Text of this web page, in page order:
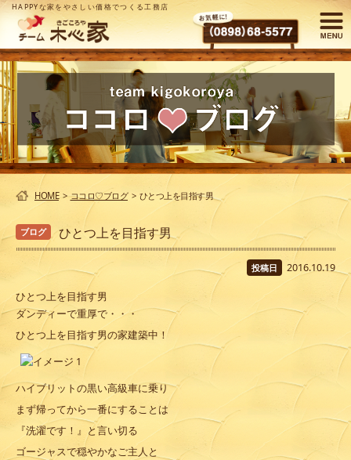
HAPPYな家をやさしい価格でつくる工務店
HOME > ココロ♡ブログ > ひとつ上を目指す男
ブログ ひとつ上を目指す男
投稿日 2016.10.19
ひとつ上を目指す男
ダンディーで重厚で・・・
ひとつ上を目指す男の家建築中！
ハイブリットの黒い高級車に乗り
まず帰ってから一番にすることは
『洗濯です！』と言い切る
ゴージャスで穏やかなご主人と